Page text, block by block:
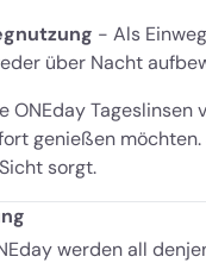
- Als
über Nacht
ONEday Tageslinsen
genießen
sorgt.
werden all